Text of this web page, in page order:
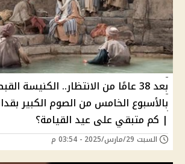
بعد 38 عامًا من الانتظار.. الكنيسة
بالأسبوع الخامس من الصوم الكبير
| كم متبقي على عيد القيامة؟
السبت 29/مارس/2025 - 03:54 م